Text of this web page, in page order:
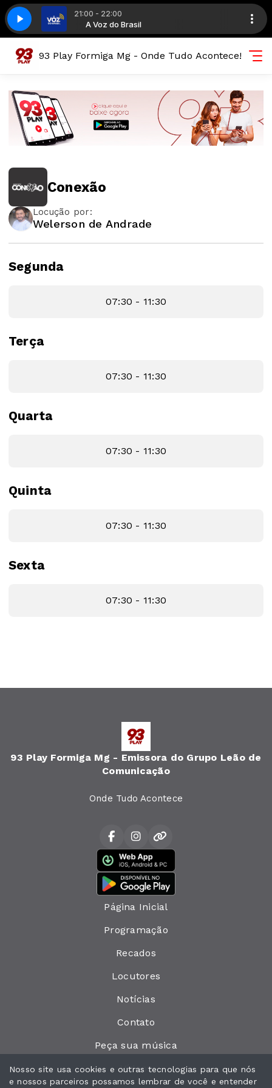
21:00 - 22:00
Brasil A Voz do Brasil
93 Play 93 Play
Silvio Donizete Bons Tempos com Silvio Donizete
93 Play Formiga Mg - Onde Tudo Acontece!
Conexão
Locução por:
Welerson de Andrade
Segunda
07:30 - 11:30
Terça
07:30 - 11:30
Quarta
07:30 - 11:30
Quinta
07:30 - 11:30
Sexta
07:30 - 11:30
93 Play Formiga Mg - Emissora do Grupo Leão de
Comunicação
Onde Tudo Acontece
Página Inicial
Programação
Recados
Locutores
Notícias
Contato
Peça sua música
Vídeos
Nosso site usa cookies e outras tecnologias para que nós
e nossos parceiros possamos lembrar de você e entender